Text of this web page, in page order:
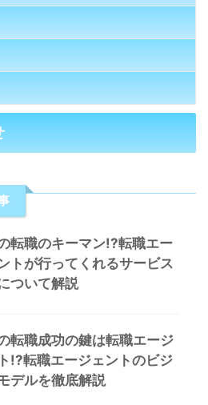
転職のキーマン!?転職エー
トが行ってくれるサービス
ついて解説
転職成功の鍵は転職エージ
!?転職エージェントのビジ
デルを徹底解説